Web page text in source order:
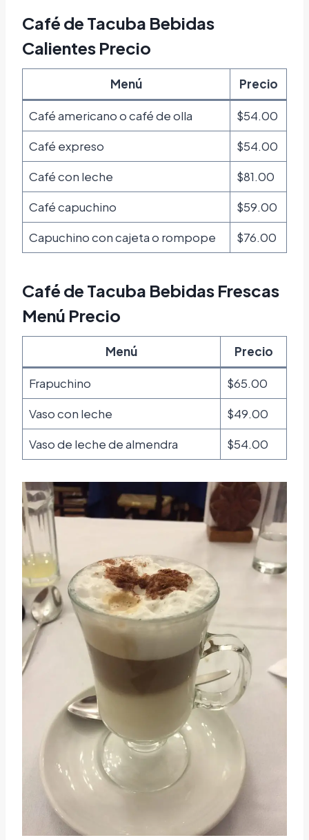
Café de Tacuba Bebidas
Calientes Precio
Menú Precio
Café americano o café de olla
$54.00
Café expreso
$54.00
Café con leche
$81.00
Café capuchino
$59.00
Capuchino con cajeta o rompope
$76.00
Café de Tacuba Bebidas Frescas
Menú Precio
Menú Precio
Frapuchino
$65.00
Vaso con leche
$49.00
Vaso de leche de almendra
$54.00